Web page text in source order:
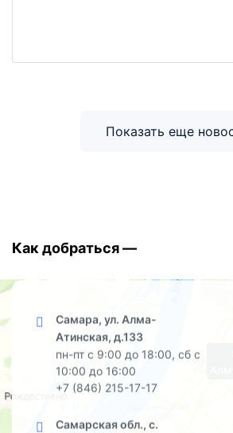
Показать еще
Как добраться —
Самара, ул. Алма-
Атинская, д.133
пн-пт с 9:00 до 18:00, сб с
10:00 до 16:00
+7 (846) 215-17-17
Самарская обл., с.